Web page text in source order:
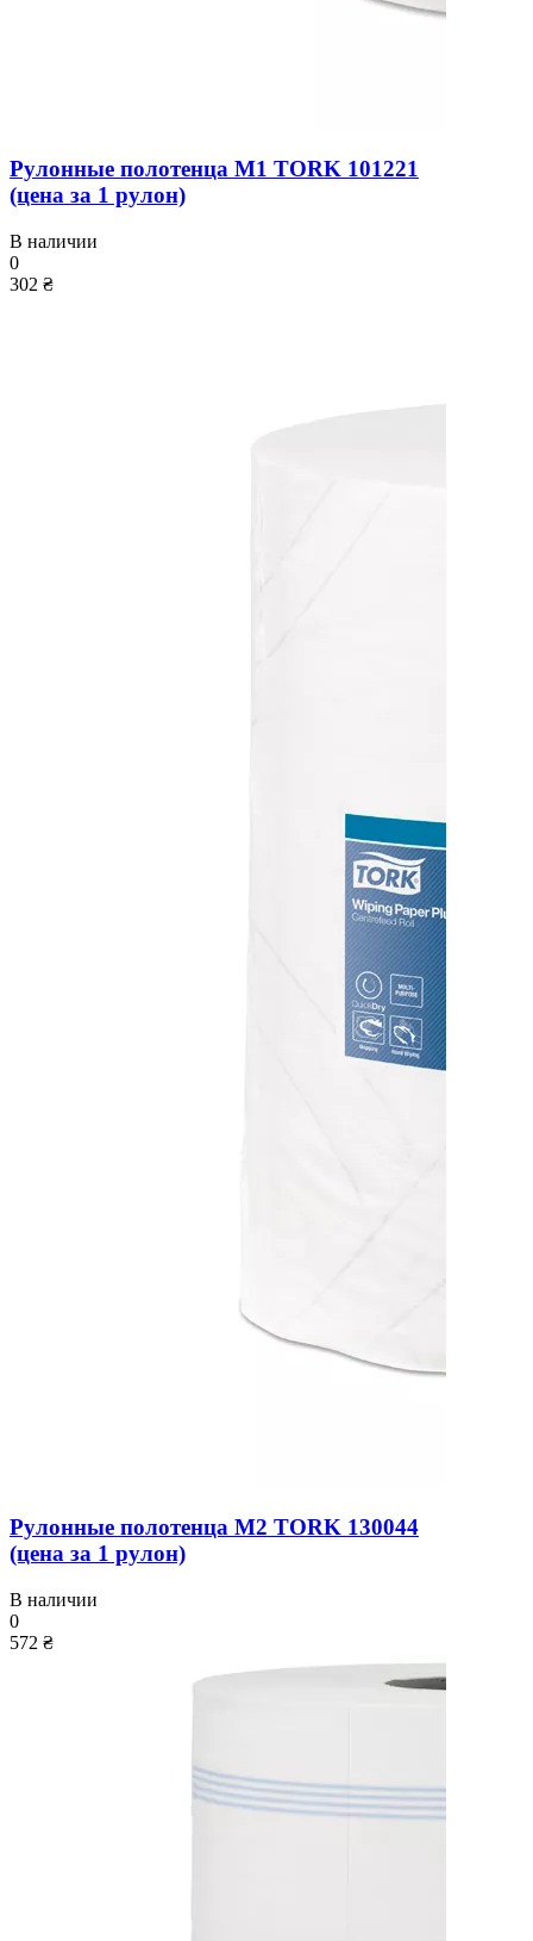
Рулонные полотенца M1 TORK 101221
(цена за 1 рулон)
В наличии
0
302 ₴
Рулонные полотенца M2 TORK 130044
(цена за 1 рулон)
В наличии
0
572 ₴